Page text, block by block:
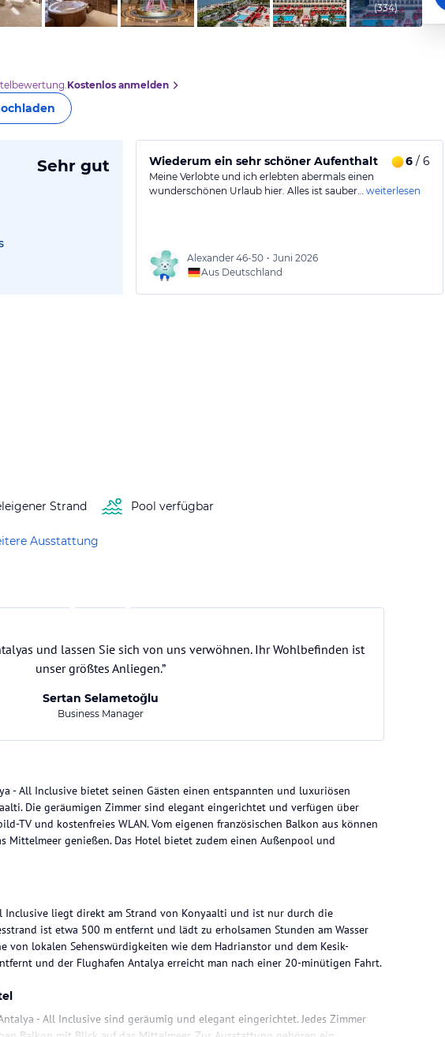
(334)
Kostenlos anmelden
Sehr gut Wiederum ein sehr schöner Aufenthalt 6/ 6
Meine Verlobte und ich erlebten abermals einen
wunderschönen Urlaub hier. Alles ist sauber… weiterlesen
Alexander46-50 • Juni 2026
Aus Deutschland
Strand Pool verfügbar
Ausstattung
und lassen Sie sich von uns verwöhnen. Ihr Wohlbefinden ist
unser größtes Anliegen.”
Sertan Selametoğlu
Business Manager
- All Inclusive bietet seinen Gästen einen entspannten und luxuriösen
Die geräumigen Zimmer sind elegant eingerichtet und verfügen über
TV und kostenfreies WLAN. Vom eigenen französischen Balkon aus können
Mittelmeer genießen. Das Hotel bietet zudem einen Außenpool und
Inclusive liegt direkt am Strand von Konyaalti und ist nur durch die
ist etwa 500 m entfernt und lädt zu erholsamen Stunden am Wasser
von lokalen Sehenswürdigkeiten wie dem Hadrianstor und dem Kesik-
und der Flughafen Antalya erreicht man nach einer 20-minütigen Fahrt.
- All Inclusive sind geräumig und elegant eingerichtet. Jedes Zimmer